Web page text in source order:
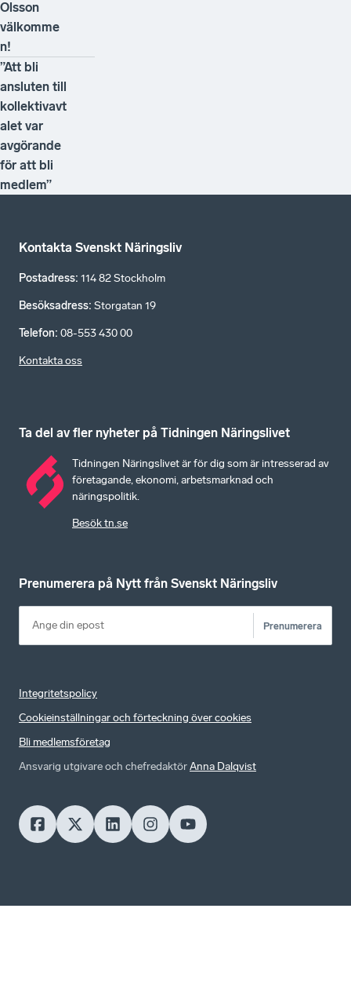
Olsson
välkomme
n!
”Att bli
ansluten till
kollektivavt
alet var
avgörande
för att bli
medlem”
Kontakta Svenskt Näringsliv
Postadress: 114 82 Stockholm
Besöksadress: Storgatan 19
Telefon: 08-553 430 00
Kontakta oss
Ta del av fler nyheter på Tidningen Näringslivet
Tidningen Näringslivet är för dig som är intresserad av
företagande, ekonomi, arbetsmarknad och
näringspolitik.
Besök tn.se
Prenumerera på Nytt från Svenskt Näringsliv
Prenumerera
Integritetspolicy
Cookieinställningar och förteckning över cookies
Bli medlemsföretag
Ansvarig utgivare och chefredaktörAnna Dalqvist